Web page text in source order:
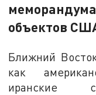
объектов
Ближний
как
иранские